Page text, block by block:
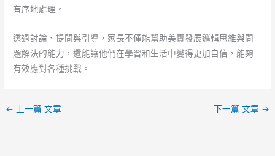
有序地處理。
透過討論、提問與引導，家長不僅能幫助美寶發展邏輯思維與問
題解決的能力，還能讓他們在學習和生活中變得更加自信，能夠
有效應對各種挑戰。
← 上一篇 文章 下一篇 文章 →